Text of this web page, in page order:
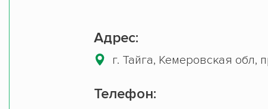
Адрес:
г. Тайга, Кемеровская обл,
Телефон: